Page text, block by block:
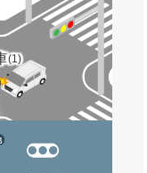
(1)